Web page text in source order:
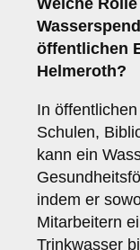
Welche
öffentlichen
Helmeroth?
In
Schulen,
kann ein
indem er
Mitarbeitern
Trinkwasser